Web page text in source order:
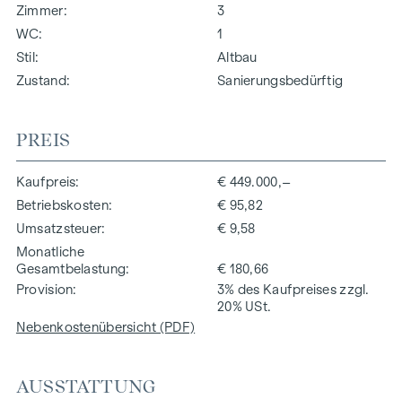
Zimmer
3
WC
1
Stil
Altbau
Zustand
Sanierungsbedürftig
PREIS
Kaufpreis
€ 449.000,–
Betriebskosten
€ 95,82
Umsatzsteuer
€ 9,58
Monatliche
Gesamtbelastung
€ 180,66
Provision
3% des Kaufpreises zzgl.
20% USt.
Nebenkostenübersicht (PDF)
AUSSTATTUNG